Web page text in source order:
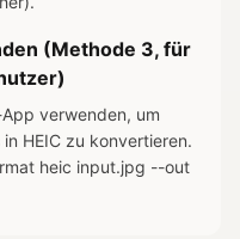
(Methode 3, für
verwenden, um
HEIC zu konvertieren.
heic input.jpg --out